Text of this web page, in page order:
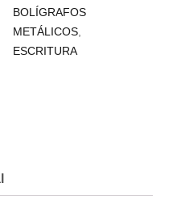
BOLÍGRAFOS
METÁLICOS
ESCRITURA